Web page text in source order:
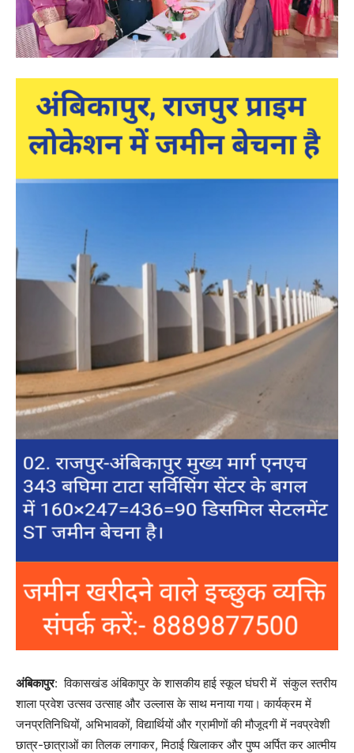
अंबिकापुर: विकासखंड अंबिकापुर के शासकीय हाई स्कूल घंघरी में संकुल स्तरीय
शाला प्रवेश उत्सव उत्साह और उल्लास के साथ मनाया गया। कार्यक्रम में
जनप्रतिनिधियों, अभिभावकों, विद्यार्थियों और ग्रामीणों की मौजूदगी में नवप्रवेशी
छात्र-छात्राओं का तिलक लगाकर, मिठाई खिलाकर और पुष्प अर्पित कर आत्मीय